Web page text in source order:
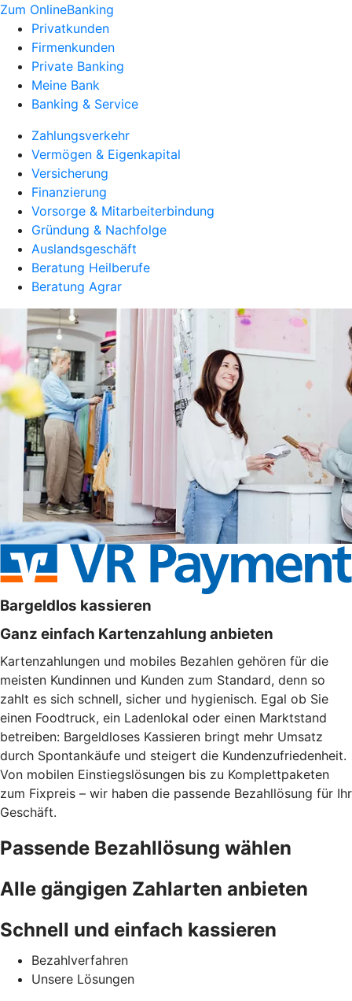
Zum OnlineBanking
Privatkunden
Firmenkunden
Private Banking
Meine Bank
Banking & Service
Zahlungsverkehr
Vermögen & Eigenkapital
Versicherung
Finanzierung
Vorsorge & Mitarbeiterbindung
Gründung & Nachfolge
Auslandsgeschäft
Beratung Heilberufe
Beratung Agrar
Bargeldlos kassieren
Ganz einfach Kartenzahlung anbieten
Kartenzahlungen und mobiles Bezahlen gehören für die
meisten Kundinnen und Kunden zum Standard, denn so
zahlt es sich schnell, sicher und hygienisch. Egal ob Sie
einen Foodtruck, ein Ladenlokal oder einen Marktstand
betreiben: Bargeldloses Kassieren bringt mehr Umsatz
durch Spontankäufe und steigert die Kundenzufriedenheit.
Von mobilen Einstiegslösungen bis zu Komplettpaketen
zum Fixpreis – wir haben die passende Bezahllösung für Ihr
Geschäft.
Passende Bezahllösung wählen
Alle gängigen Zahlarten anbieten
Schnell und einfach kassieren
Bezahlverfahren
Unsere Lösungen